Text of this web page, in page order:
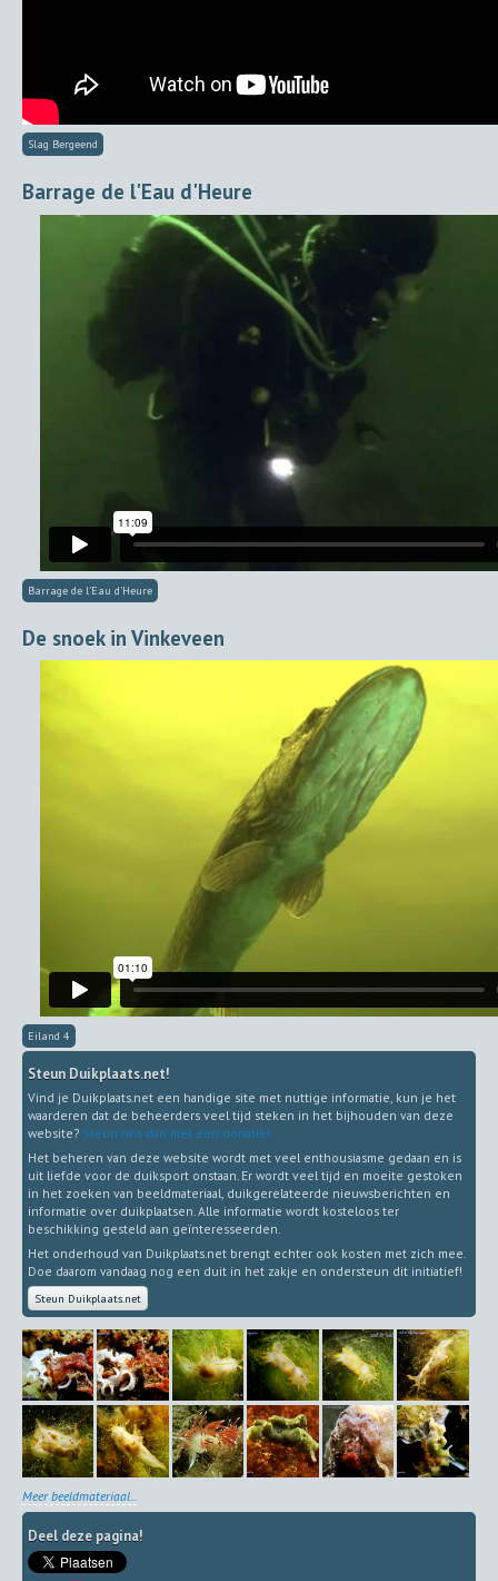
Slag Bergeend
Barrage de l'Eau d'Heure
Barrage de l'Eau d'Heure
De snoek in Vinkeveen
Eiland 4
Steun Duikplaats.net!
Vind je Duikplaats.net een handige site met nuttige informatie, kun je het
waarderen dat de beheerders veel tijd steken in het bijhouden van deze
website? Steun ons dan met een donatie!
Het beheren van deze website wordt met veel enthousiasme gedaan en is
uit liefde voor de duiksport onstaan. Er wordt veel tijd en moeite gestoken
in het zoeken van beeldmateriaal, duikgerelateerde nieuwsberichten en
informatie over duikplaatsen. Alle informatie wordt kosteloos ter
beschikking gesteld aan geïnteresseerden.
Het onderhoud van Duikplaats.net brengt echter ook kosten met zich mee.
Doe daarom vandaag nog een duit in het zakje en ondersteun dit initiatief!
Steun Duikplaats.net
Meer beeldmateriaal...
Deel deze pagina!